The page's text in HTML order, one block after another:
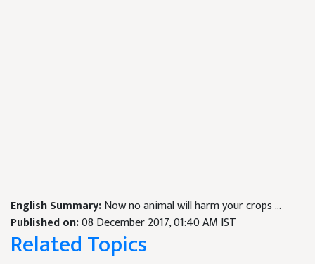
English Summary:Now no animal will harm your crops ...
Published on:08 December 2017, 01:40 AM IST
Related Topics